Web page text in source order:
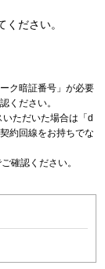
ださい。
ク暗証番号」が必要
ください。
ただいた場合は「d
約回線をお持ちでな
ご確認ください。